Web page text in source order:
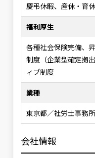
慶弔休暇、産休・育
福利厚生
各種社会保険完備、
制度（企業型確定拠
ィブ制度
業種
東京都／社労士事務
会社情報